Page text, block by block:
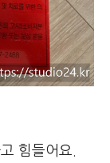
힘들어요.